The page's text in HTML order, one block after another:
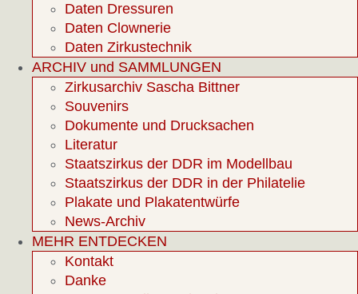
Daten Dressuren
Daten Clownerie
Daten Zirkustechnik
ARCHIV und SAMMLUNGEN
Zirkusarchiv Sascha Bittner
Souvenirs
Dokumente und Drucksachen
Literatur
Staatszirkus der DDR im Modellbau
Staatszirkus der DDR in der Philatelie
Plakate und Plakatentwürfe
News-Archiv
MEHR ENTDECKEN
Kontakt
Danke